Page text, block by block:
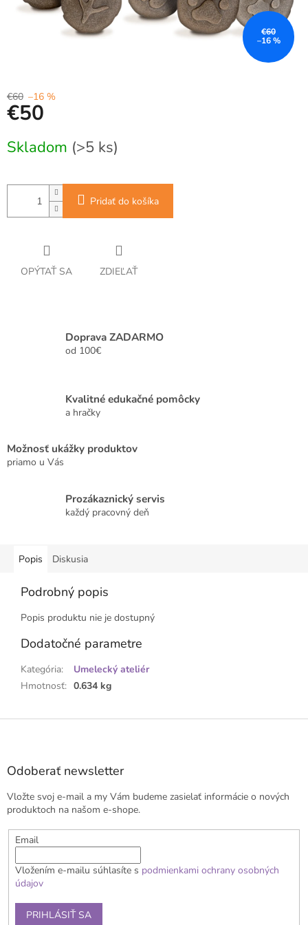
€60
–16 %
€60 –16 %
€50
cena:
Skladom (>5 ks)
Pridať do košíka
OPÝTAŤ SA ZDIEĽAŤ
Doprava ZADARMO
od 100€
Kvalitné edukačné pomôcky
a hračky
Možnosť ukážky produktov
priamo u Vás
Prozákaznický servis
každý pracovný deň
Popis Diskusia
Podrobný popis
Popis produktu nie je dostupný
Dodatočné parametre
Kategória:
Umelecký ateliér
Hmotnosť: 0.634 kg
Z
Odoberať newsletter
Vložte svoj e-mail a my Vám budeme zasielať informácie o nových
produktoch na našom e-shope.
Email
Vložením e-mailu súhlasíte s podmienkami ochrany osobných
údajov
PRIHLÁSIŤ SA